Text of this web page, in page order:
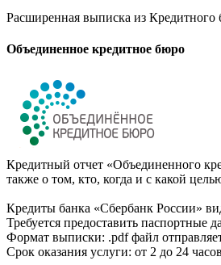
Расширенная выписка из
Объединенное кредитное бюро
Кредитный отчет «Объединенного
также о том, кто, когда и с какой
Кредиты банка «Сбербанк России»
Требуется предоставить паспортные
Формат выписки: .pdf файл
Срок оказания услуги: от 2 до 24